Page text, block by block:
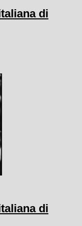
di
di